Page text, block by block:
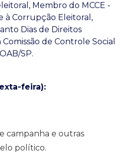
Membro do MCCE -
à Corrupção Eleitoral,
Dias de Direitos
de Controle Social
SP.
feira):
campanha e outras
político.